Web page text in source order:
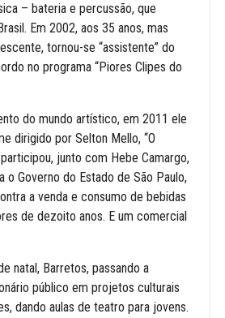
– bateria e percussão, que
Em 2002, aos 35 anos, mas
tornou-se “assistente” do
no programa “Piores Clipes do
do mundo artístico, em 2011 ele
dirigido por Selton Mello, “O
junto com Hebe Camargo,
o Governo do Estado de São Paulo,
a venda e consumo de bebidas
de dezoito anos. E um comercial
natal, Barretos, passando a
público em projetos culturais
dando aulas de teatro para jovens.